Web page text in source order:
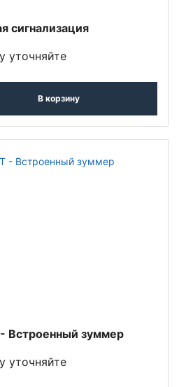
сигнализация
уточняйте
В корзину
Встроенный зуммер
уточняйте